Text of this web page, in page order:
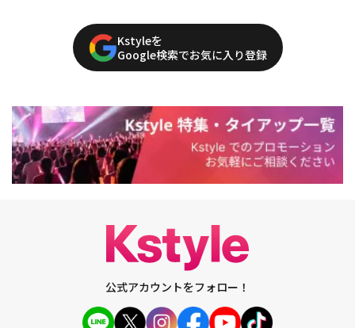
Kstyleを
Google検索でお気に入り登録
公式アカウントをフォロー！